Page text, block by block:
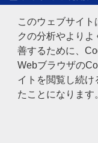
このウェブサイ
クの分析やより
善するために、
Webブラウザの
イトを閲覧し続け
たことになります
情報セキュリティ
サイトマップ
日本電波工業株式会
DEMPA KOGYO CO.,